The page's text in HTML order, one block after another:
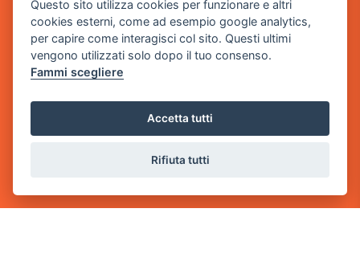
GAME WARP
BY POWER GAME SRL
Sede Legale
via Villaggio dei Platani, 3
Questo sito utilizza cookies per funzionare e altri
cookies esterni, come ad esempio google analytics,
per capire come interagisci col sito. Questi ultimi
vengono utilizzati solo dopo il tuo consenso.
Fammi scegliere
Accetta tutti
Rifiuta tutti